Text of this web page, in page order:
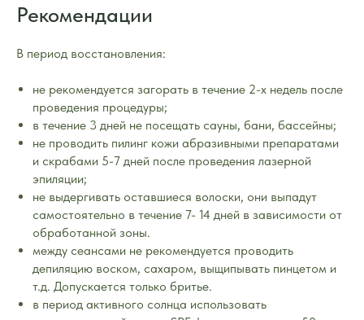
Рекомендации
В период восстановления:
не рекомендуется загорать в течение 2-х недель после
проведения процедуры;
в течение 3 дней не посещать сауны, бани, бассейны;
не проводить пилинг кожи абразивными препаратами
и скрабами 5-7 дней после проведения лазерной
эпиляции;
не выдергивать оставшиеся волоски, они выпадут
самостоятельно в течение 7- 14 дней в зависимости от
обработанной зоны.
между сеансами не рекомендуется проводить
депиляцию воском, сахаром, выщипывать пинцетом и
т.д. Допускается только бритье.
в период активного солнца использовать